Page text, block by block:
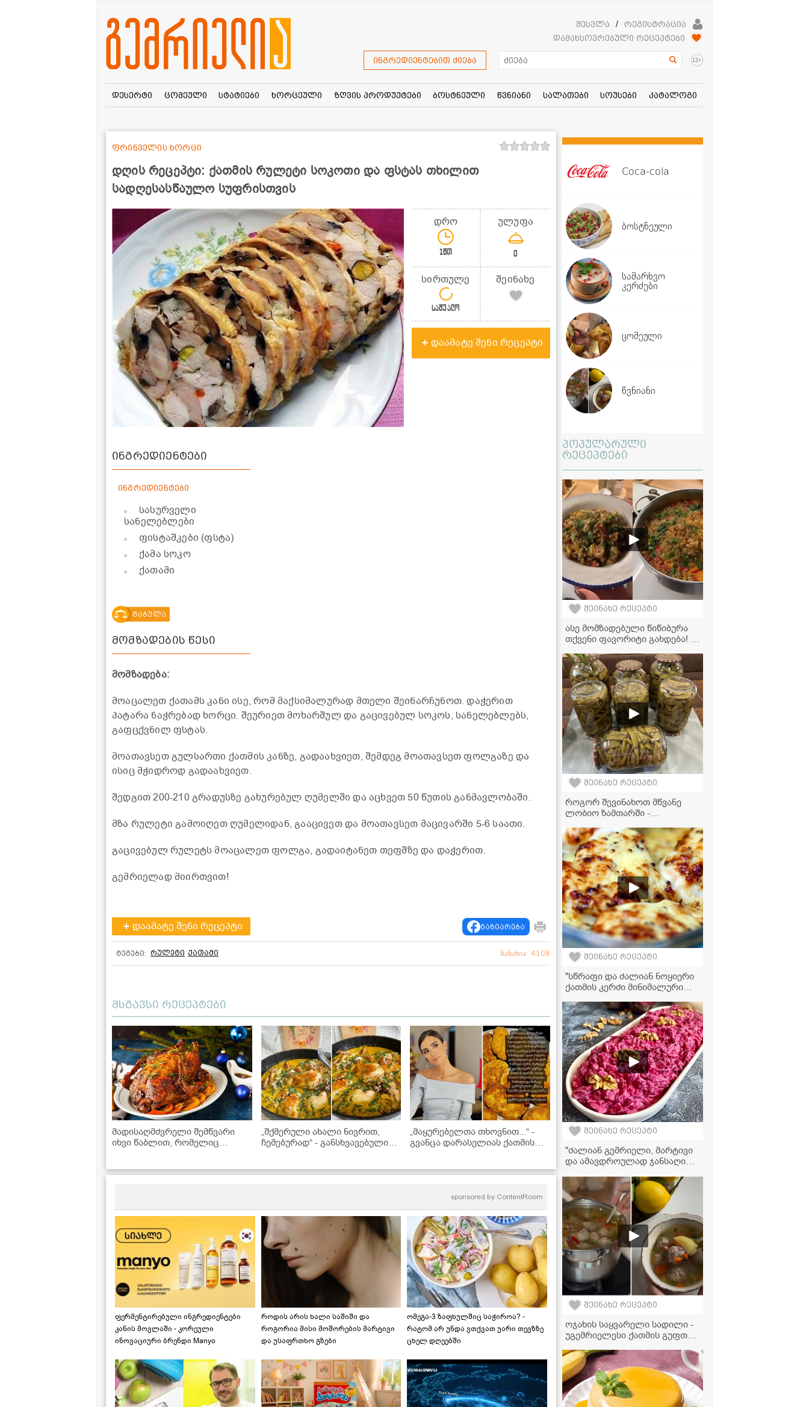
შესვლა /
რეგისტრაცია
დამახსოვრებული რეცეპტები
ინგრედიენტებით ძიება 12+
დესერტი ცომეული სტატიები ხორცეული ზღვის პროდუქტები ბოსტნეული წვნიანი სალათები სოუსები კატალოგი
დღის რეცეპტი: ქათმის რულეტი სოკოთი და ფსტას თხილით
სადღესასწაულო სუფრისთვის
ფრინველის ხორცი
დრო
1წთ
ულუფა
0
სირთულე
საშუალო
შეინახე
დაამატე შენი რეცეპტი
ინგრედიენტები
ინგრედიენტები
სასურველი
სანელებლები
ფისტაშკები (ფსტა)
ქამა სოკო
ქათამი
ტაბულა
მომზადების წესი
მომზადება:
მოაცალეთ ქათამს კანი ისე, რომ მაქსიმალურად მთელი შეინარჩუნოთ. დაჭერით
პატარა ნაჭრებად ხორცი. შეურიეთ მოხარშულ და გაცივებულ სოკოს, სანელებლებს,
გაფცქვნილ ფსტას.
მოათავსეთ გულსართი ქათმის კანზე, გადაახვიეთ, შემდეგ მოათავსეთ ფოლგაზე და
ისიც მჭიდროდ გადაახვიეთ.
შედგით 200-210 გრადუსზე გახურებულ ღუმელში და აცხვეთ 50 წუთის განმავლობაში.
მზა რულეტი გამოიღეთ ღუმელიდან, გააცივეთ და მოათავსეთ მაცივარში 5-6 საათი.
გაცივებულ რულეტს მოაცალეთ ფოლგა, გადაიტანეთ თეფშზე და დაჭერით.
გემრიელად მიირთვით!
დაამატე შენი რეცეპტი გაზიარება
ტეგები: რულეტი ქათამი ნანახია: 4108
მსგავსი რეცეპტები
მადისაღმძვრელი შემწვარი
იხვი წაბლით, რომელიც
„შქმერული ახალი ნივრით,
ჩემებურად“ - განსხვავებული
„მაყურებელთა თხოვნით...“ -
გვანცა დარასელიას ქათმის
sponsored by ContentRoom
ფერმენტირებული ინგრედიენტები
კანის მოვლაში - კორეული
ინოვაციური ბრენდი Manyo
როდის არის ხალი საშიში და
როგორია მისი მოშორების მარტივი
და უსაფრთხო გზები
ომეგა-3 ზაფხულშიც საჭიროა? -
რატომ არ უნდა ვთქვათ უარი თევზზე
ცხელ დღეებში
Coca-cola
ბოსტნეული
სამარხვო
კერძები
ცომეული
წვნიანი
პოპულარული
რეცეპტები
შეინახე რეცეპტი
ასე მომზადებული წიწიბურა
თქვენი ფავორიტი გახდება! -
მარტივი რეცეპტი
შეინახე რეცეპტი
როგორ შევინახოთ მწვანე
ლობიო ზამთარში -
შეინახე რეცეპტი
"სწრაფი და ძალიან ნოყიერი
ქათმის კერძი მინიმალური
მკითხველის ვიდეორეცეპტი
შეინახე რეცეპტი
"ძალიან გემრიელი, მარტივი
და ამავდროულად ჯანსაღი
ვიდეორეცეპტი
შეინახე რეცეპტი
ოჯახის საყვარელი სადილი -
უგემრიელესი ქათმის გუფთა,